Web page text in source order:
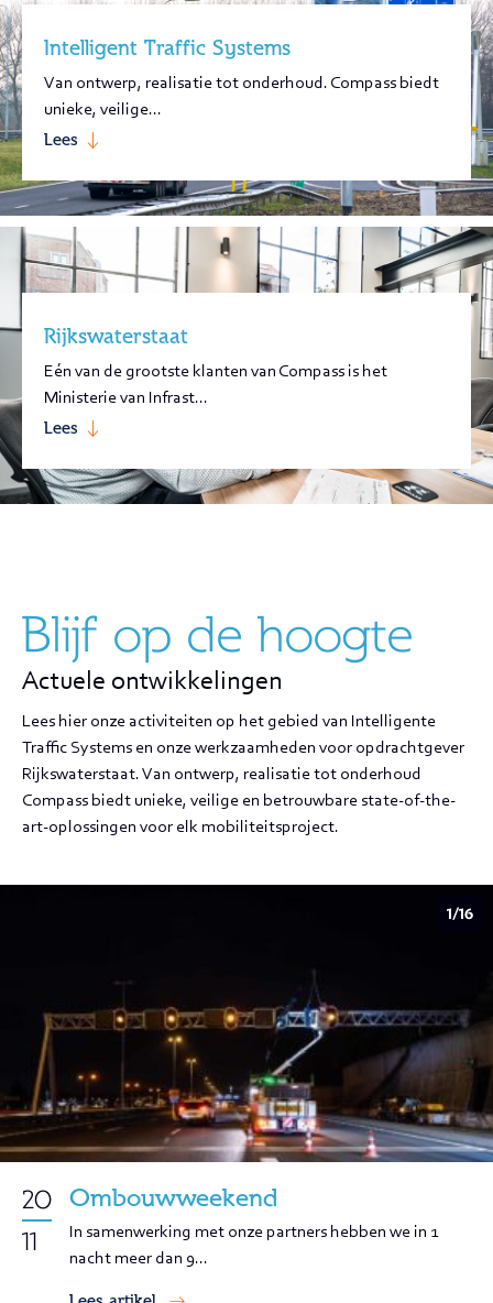
Intelligent Traffic Systems
Van ontwerp, realisatie tot onderhoud. Compass biedt
unieke, veilige...
Lees
Rijkswaterstaat
Eén van de grootste klanten van Compass is het
Ministerie van Infrast...
Lees
Blijf op de hoogte
Actuele ontwikkelingen
Lees hier onze activiteiten op het gebied van Intelligente
Traffic Systems en onze werkzaamheden voor opdrachtgever
Rijkswaterstaat. Van ontwerp, realisatie tot onderhoud
Compass biedt unieke, veilige en betrouwbare state-of-the-
art-oplossingen voor elk mobiliteitsproject.
20
11
Ombouwweekend
In samenwerking met onze partners hebben we in 1
nacht meer dan 9...
1/16